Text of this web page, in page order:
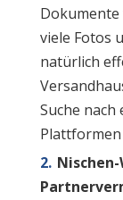
viele Fotos
natürlich
Suche